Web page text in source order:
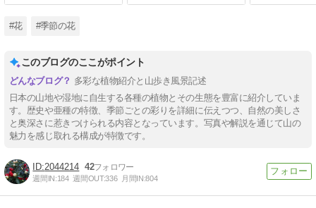
#花 #季節の花
このブログのここがポイント
多彩な植物紹介と山歩き風景記述
日本の山地や湿地に自生する各種の植物とその生態を豊富に紹介していま
す。歴史や亜種の特徴、季節ごとの彩りを詳細に伝えつつ、自然の美しさ
と奥深さに惹きつけられる内容となっています。写真や解説を通じて山の
魅力を感じ取れる構成が特徴です。
2044214 42
週間IN:184 週間OUT:336 月間IN:804